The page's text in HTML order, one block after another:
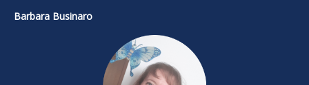
Barbara Businaro